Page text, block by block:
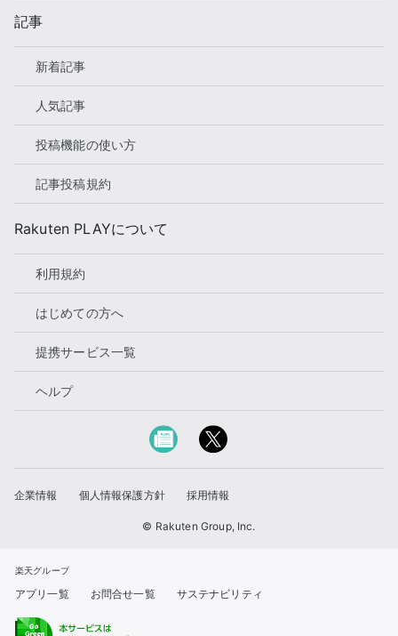
記事
新着記事
人気記事
投稿機能の使い方
記事投稿規約
Rakuten PLAYについて
利用規約
はじめての方へ
提携サービス一覧
ヘルプ
企業情報 個人情報保護方針 採用情報
© Rakuten Group, Inc.
楽天グループ
アプリ一覧 お問合せ一覧 サステナビリティ